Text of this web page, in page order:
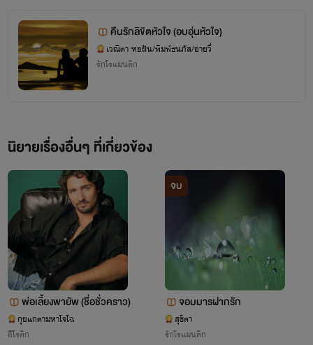
คืนรักลิขิตหัวใจ (อบอุ่นหัวใจ)
เวณิตา ทอฝัน/พิมพ์ธนภัส/อายวี่
รักโรแมนติก
นิยายเรื่องอื่นๆ ที่เกี่ยวข้อง
พ่อเลี้ยงพายัพ (ชื่อชั่วคราว)
กุยแกตามหาโจโฉ
อีโรติก
จบ
จอมมารฝากรัก
สุขิตา
รักโรแมนติก